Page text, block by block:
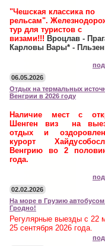
"Чешская классика по
рельсам".
тур для туристов с
визами!!! Вроцлав -
Карловы Вары* -
06.05.2026
Отдых на термальных
Венгрии в 2026 году
Наличие мест с
Шенген виз на
отдых и
курорт
Венгрию во 2
года.
02.02.2026
На море в Грузию автобусом
Гродно!
Регулярные выезды с 22
25 сентября 2026 года.